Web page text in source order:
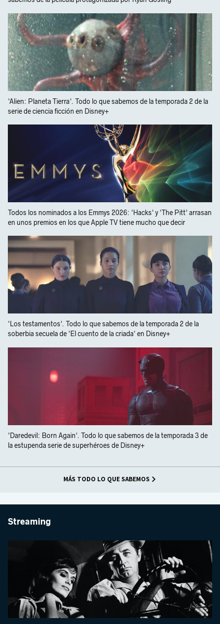
'Alien: Planeta Tierra'. Todo lo que sabemos de la temporada 2 de la
serie de ciencia ficción en Disney+
Todos los nominados a los Emmys 2026: 'Hacks' y 'The Pitt' arrasan
en unos premios en los que Apple TV tiene mucho que decir
'Los testamentos'. Todo lo que sabemos de la temporada 2 de la
soberbia secuela de 'El cuento de la criada' en Disney+
'Daredevil: Born Again'. Todo lo que sabemos de la temporada 3 de
la estupenda serie de superhéroes de Disney+
MÁS TODO LO QUE SABEMOS
Streaming